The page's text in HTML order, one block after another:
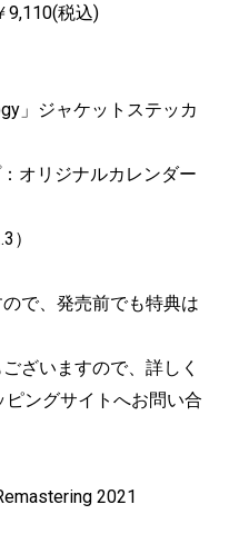
税込)
」ジャケットステッカ
オリジナルカレンダー
）
で、発売前でも特典は
ざいますので、詳しく
ングサイトへお問い合
2021